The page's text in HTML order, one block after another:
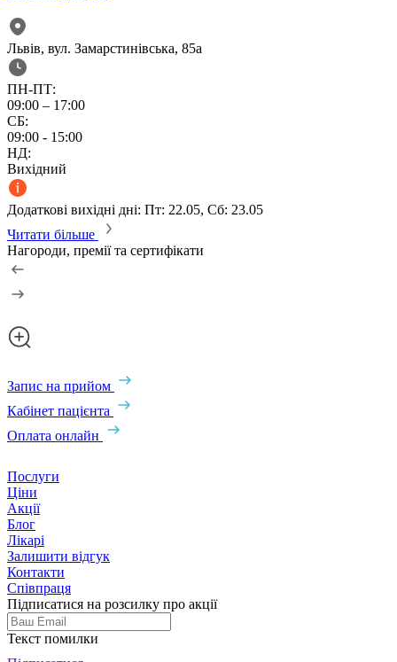
Львів, вул. Замарстинівська, 85а
ПН-ПТ:
09:00 – 17:00
СБ:
09:00 - 15:00
НД:
Вихідний
Додаткові вихідні дні: Пт: 22.05, Сб: 23.05
Читати більше
Нагороди, премії та сертифікати
Запис на прийом
Кабінет пацієнта
Оплата онлайн
Послуги
Ціни
Акції
Блог
Лікарі
Залишити відгук
Контакти
Співпраця
Підписатися на розсилку про акції
Текст помилки